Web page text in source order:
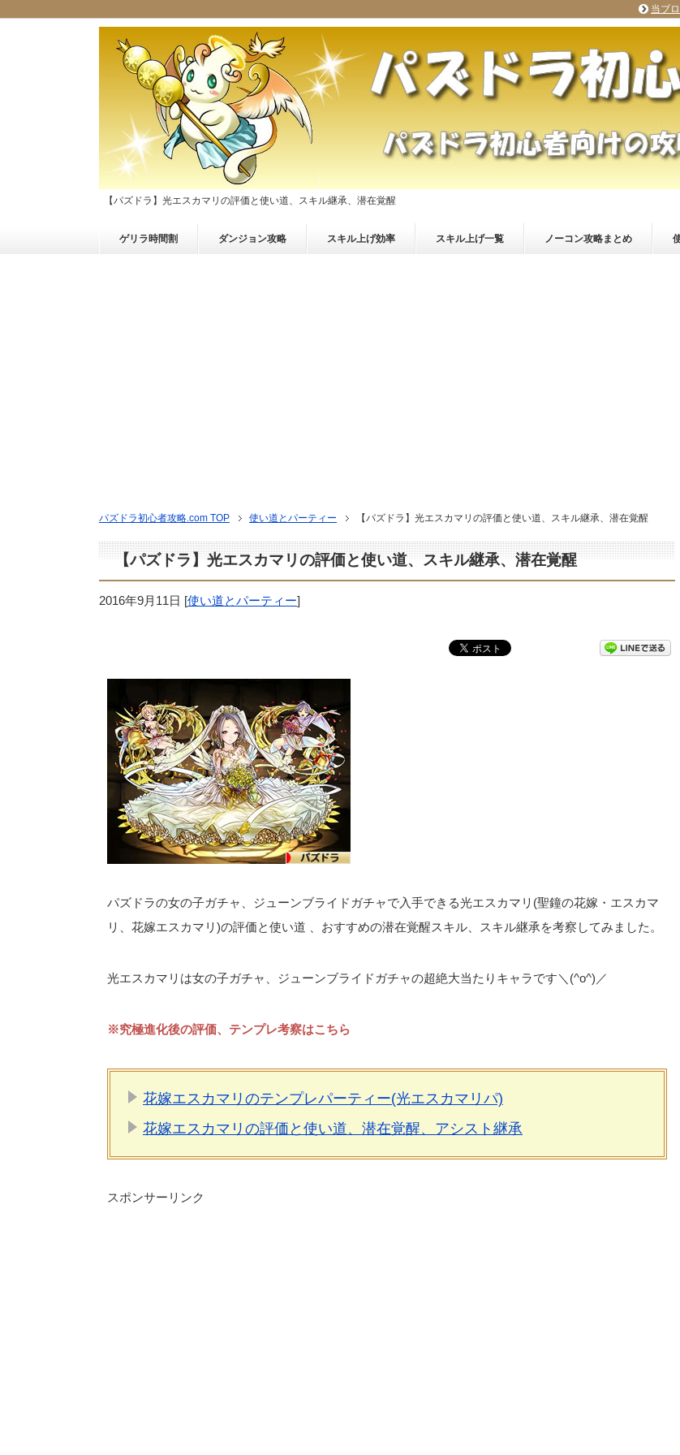
【パズドラ】光エスカマリの評価と使い道、スキル継承、潜在覚醒
ゲリラ時間割 ダンジョン攻略 スキル上げ効率 スキル上げ一覧 ノーコン攻略まとめ
パズドラ初心者攻略.com TOP 使い道とパーティー 【パズドラ】光エスカマリの評価と使い道、スキル継承、潜在覚醒
【パズドラ】光エスカマリの評価と使い道、スキル継承、潜在覚醒
2016年9月11日 [使い道とパーティー]
パズドラの女の子ガチャ、ジューンブライドガチャで入手できる光エスカマリ(聖鐘の花嫁・エスカマ
リ、花嫁エスカマリ)の評価と使い道 、おすすめの潜在覚醒スキル、スキル継承を考察してみました。
光エスカマリは女の子ガチャ、ジューンブライドガチャの超絶大当たりキャラです＼(^o^)／
※究極進化後の評価、テンプレ考察はこちら
花嫁エスカマリのテンプレパーティー(光エスカマリパ)
花嫁エスカマリの評価と使い道、潜在覚醒、アシスト継承
スポンサーリンク
当ブ